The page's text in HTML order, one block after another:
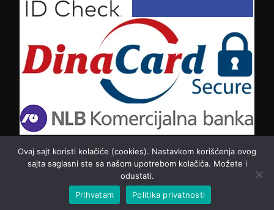
Copyright © 2026 Cvecara Jelena. All Rights Reserved.
Created with love byWeb Bulidng Team
Ovaj sajt koristi kolačiće (cookies). Nastavkom korišćenja ovog
sajta saglasni ste sa našom upotrebom kolačića. Možete i
odustati.
Prihvatam
Politika privatnosti